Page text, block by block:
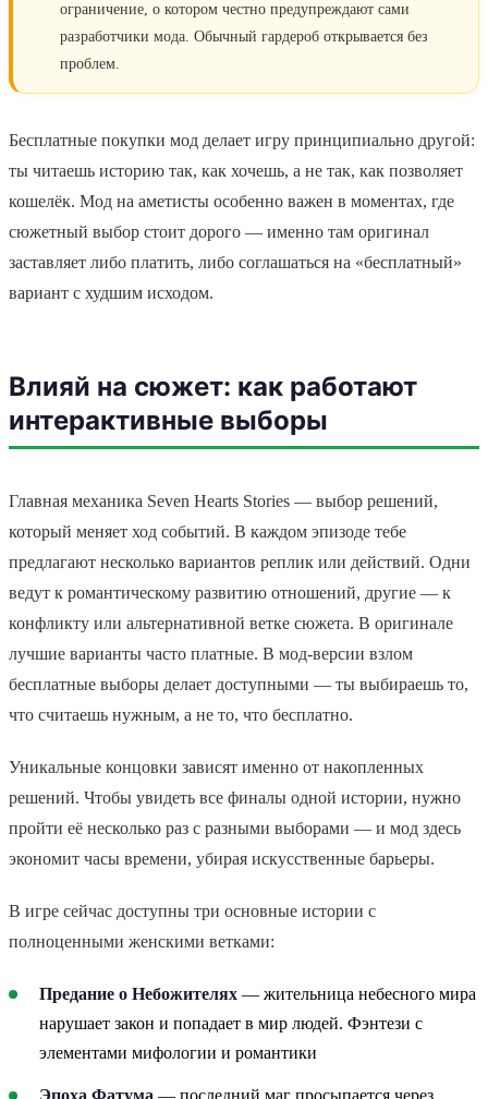
ограничение, о котором честно предупреждают сами
разработчики мода. Обычный гардероб открывается без
проблем.
Бесплатные покупки мод делает игру принципиально другой:
ты читаешь историю так, как хочешь, а не так, как позволяет
кошелёк. Мод на аметисты особенно важен в моментах, где
сюжетный выбор стоит дорого — именно там оригинал
заставляет либо платить, либо соглашаться на «бесплатный»
вариант с худшим исходом.
Влияй на сюжет: как работают
интерактивные выборы
Главная механика Seven Hearts Stories — выбор решений,
который меняет ход событий. В каждом эпизоде тебе
предлагают несколько вариантов реплик или действий. Одни
ведут к романтическому развитию отношений, другие — к
конфликту или альтернативной ветке сюжета. В оригинале
лучшие варианты часто платные. В мод-версии взлом
бесплатные выборы делает доступными — ты выбираешь то,
что считаешь нужным, а не то, что бесплатно.
Уникальные концовки зависят именно от накопленных
решений. Чтобы увидеть все финалы одной истории, нужно
пройти её несколько раз с разными выборами — и мод здесь
экономит часы времени, убирая искусственные барьеры.
В игре сейчас доступны три основные истории с
полноценными женскими ветками:
Предание о Небожителях — жительница небесного мира
нарушает закон и попадает в мир людей. Фэнтези с
элементами мифологии и романтики
Эпоха Фатума — последний маг просыпается через